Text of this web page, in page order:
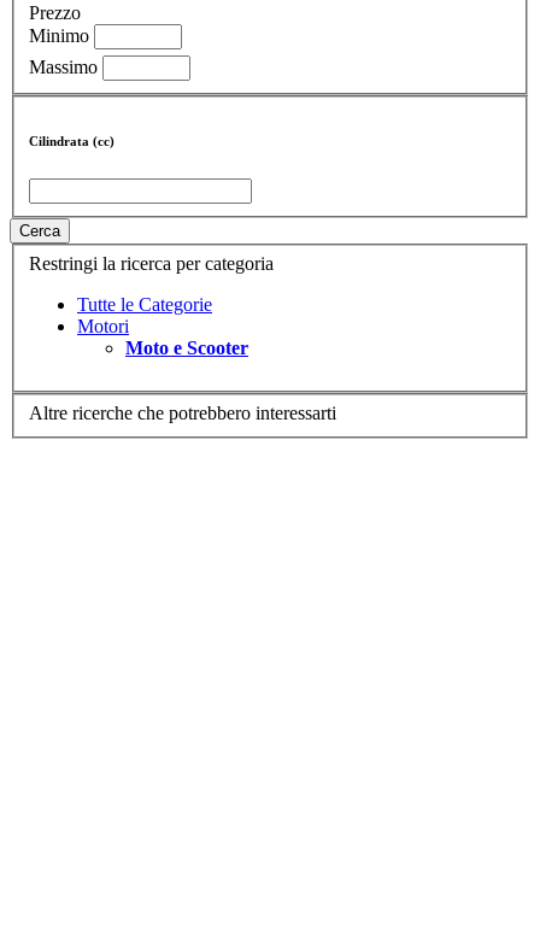
Prezzo
Minimo
Massimo
Cilindrata (cc)
Cerca
Restringi la ricerca per categoria
Tutte le Categorie
Motori
Moto e Scooter
Altre ricerche che potrebbero interessarti